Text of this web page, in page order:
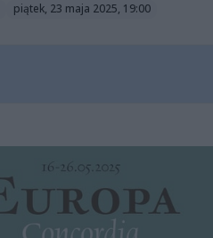
piątek, 23 maja 2025, 19:00